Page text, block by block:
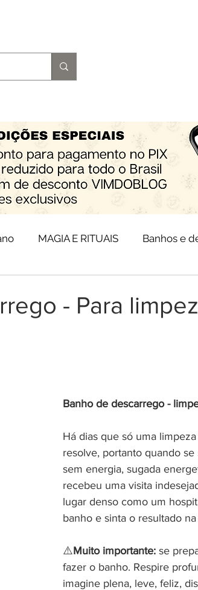
e Rituais Terapias
MAGIA E RITUAIS Banhos e
Terapias Holísticas Esoterismo
- Para
Banho de descarrego -
Há dias que só uma
resolve, portanto quando
sem energia, sugada
recebeu uma visita
lugar denso como um
banho e sinta o resultado
⚠️Muito importante: se
fazer o banho. Respire
imagine plena, leve, feliz,